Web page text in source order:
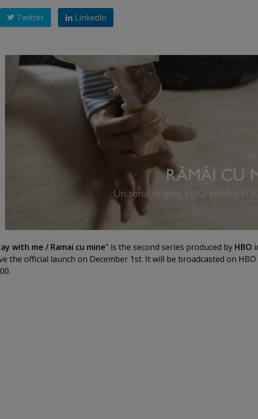
Twitter Linkedin
with me / Ramai cu mine” is the second series produced by HBO
the official launch on December 1st. It will be broadcasted on